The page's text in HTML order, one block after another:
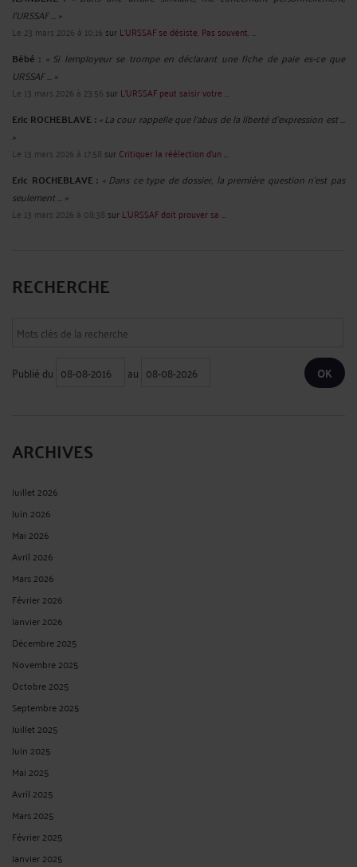
l'URSSAF ... »
Le 23 mars 2026 à 10:16 sur L'URSSAF se désiste. Pas souvent. ...
Bébé : « Si lemployeur se trompe en déclarant une fiche de paie es-ce que
URSSAF ... »
Le 13 mars 2026 à 23:56 sur L’URSSAF peut saisir votre ...
Eric ROCHEBLAVE : « La cour rappelle que l'abus de la liberté d'expression est ...
»
Le 13 mars 2026 à 17:58 sur Critiquer la réélection d’un ...
Eric ROCHEBLAVE : « Dans ce type de dossier, la première question n’est pas
seulement ... »
Le 13 mars 2026 à 08:38 sur L’URSSAF doit prouver sa ...
RECHERCHE
Publié du au
ARCHIVES
Juillet 2026
Juin 2026
Mai 2026
Avril 2026
Mars 2026
Février 2026
Janvier 2026
Décembre 2025
Novembre 2025
Octobre 2025
Septembre 2025
Juillet 2025
Juin 2025
Mai 2025
Avril 2025
Mars 2025
Février 2025
Janvier 2025